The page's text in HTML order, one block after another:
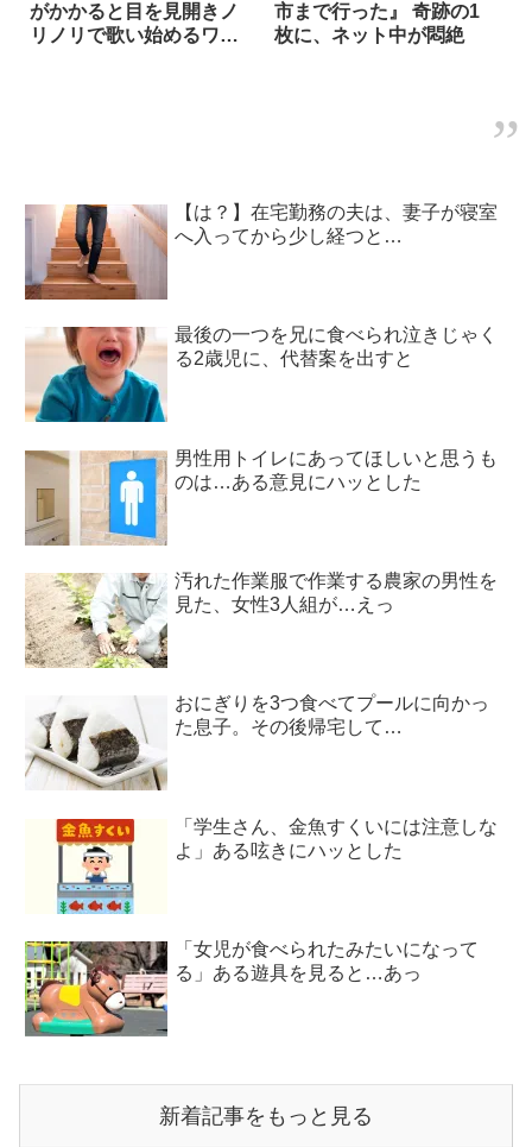
がかかると目を見開きノ
リノリで歌い始めるワン
市まで行った』 奇跡の1
枚に、ネット中が悶絶
【は？】在宅勤務の夫は、妻子が寝室
へ入ってから少し経つと…
最後の一つを兄に食べられ泣きじゃく
る2歳児に、代替案を出すと
男性用トイレにあってほしいと思うも
のは…ある意見にハッとした
汚れた作業服で作業する農家の男性を
見た、女性3人組が…えっ
おにぎりを3つ食べてプールに向かっ
た息子。その後帰宅して…
「学生さん、金魚すくいには注意しな
よ」ある呟きにハッとした
「女児が食べられたみたいになって
る」ある遊具を見ると…あっ
新着記事をもっと見る